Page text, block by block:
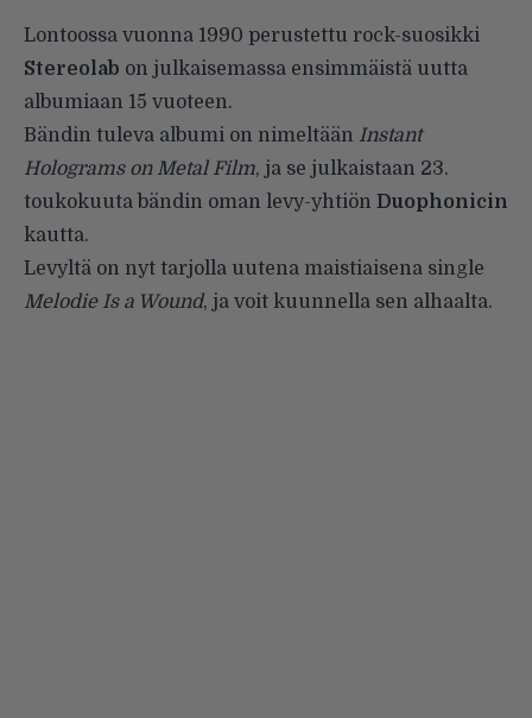
Lontoossa vuonna 1990 perustettu rock-suosikki
Stereolab on julkaisemassa ensimmäistä uutta
albumiaan 15 vuoteen.
Bändin tuleva albumi on nimeltään Instant
Holograms on Metal Film, ja se julkaistaan 23.
toukokuuta bändin oman levy-yhtiön Duophonicin
kautta.
Levyltä on nyt tarjolla uutena maistiaisena single
Melodie Is a Wound, ja voit kuunnella sen alhaalta.